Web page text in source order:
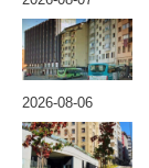
2026-08-06